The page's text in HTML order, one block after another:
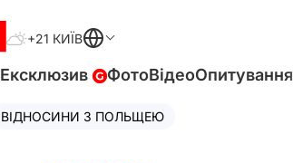
+21 КИЇВ
Ексклюзив ФотоВідеоОпитування
ВІДНОСИНИ З ПОЛЬЩЕЮ